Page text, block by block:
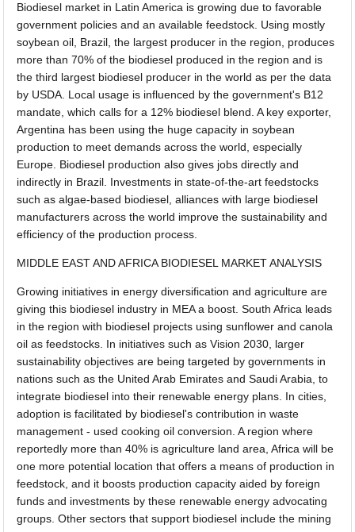
Biodiesel market in Latin America is growing due to favorable
government policies and an available feedstock. Using mostly
soybean oil, Brazil, the largest producer in the region, produces
more than 70% of the biodiesel produced in the region and is
the third largest biodiesel producer in the world as per the data
by USDA. Local usage is influenced by the government's B12
mandate, which calls for a 12% biodiesel blend. A key exporter,
Argentina has been using the huge capacity in soybean
production to meet demands across the world, especially
Europe. Biodiesel production also gives jobs directly and
indirectly in Brazil. Investments in state-of-the-art feedstocks
such as algae-based biodiesel, alliances with large biodiesel
manufacturers across the world improve the sustainability and
efficiency of the production process.
MIDDLE EAST AND AFRICA BIODIESEL MARKET ANALYSIS
Growing initiatives in energy diversification and agriculture are
giving this biodiesel industry in MEA a boost. South Africa leads
in the region with biodiesel projects using sunflower and canola
oil as feedstocks. In initiatives such as Vision 2030, larger
sustainability objectives are being targeted by governments in
nations such as the United Arab Emirates and Saudi Arabia, to
integrate biodiesel into their renewable energy plans. In cities,
adoption is facilitated by biodiesel's contribution in waste
management - used cooking oil conversion. A region where
reportedly more than 40% is agriculture land area, Africa will be
one more potential location that offers a means of production in
feedstock, and it boosts production capacity aided by foreign
funds and investments by these renewable energy advocating
groups. Other sectors that support biodiesel include the mining